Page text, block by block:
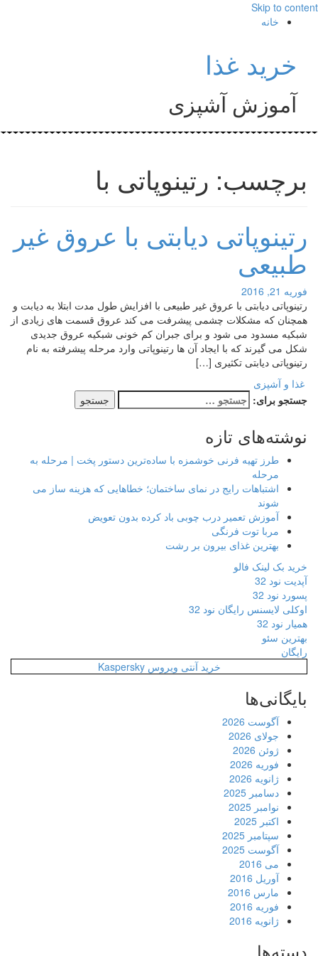
Skip to content
خانه
خرید غذا
آموزش آشپزی
برچسب: رتینوپاتی با
رتینوپاتی دیابتی با عروق غیر
طبیعی
فوریه 21, 2016
رتینوپاتی دیابتی با عروق غیر طبیعی با افزایش طول مدت ابتلا به دیابت و
همچنان که مشکلات چشمی پیشرفت می کند عروق قسمت های زیادی از
شبکیه مسدود می شود و برای جبران کم خونی شبکیه عروق جدیدی
شکل می گیرند که با ایجاد آن ها رتینوپاتی وارد مرحله پیشرفته به نام
رتینوپاتی دیابتی تکثیری […]
غذا و آشپزی
جستجو برای:
نوشته‌های تازه
طرز تهیه فرنی خوشمزه با ساده‌ترین دستور پخت | مرحله به
مرحله
اشتباهات رایج در نمای ساختمان؛ خطاهایی که هزینه ساز می
شوند
آموزش تعمیر درب چوبی باد کرده بدون تعویض
مربا توت فرنگی
بهترین غذای بیرون بر رشت
خرید بک لینک فالو
آپدیت نود 32
پسورد نود 32
اوکلی لایسنس رایگان نود 32
همیار نود 32
بهترین سئو
رایگان
خرید آنتی ویروس Kaspersky
بایگانی‌ها
آگوست 2026
جولای 2026
ژوئن 2026
فوریه 2026
ژانویه 2026
دسامبر 2025
نوامبر 2025
اکتبر 2025
سپتامبر 2025
آگوست 2025
می 2016
آوریل 2016
مارس 2016
فوریه 2016
ژانویه 2016
دسته‌ها